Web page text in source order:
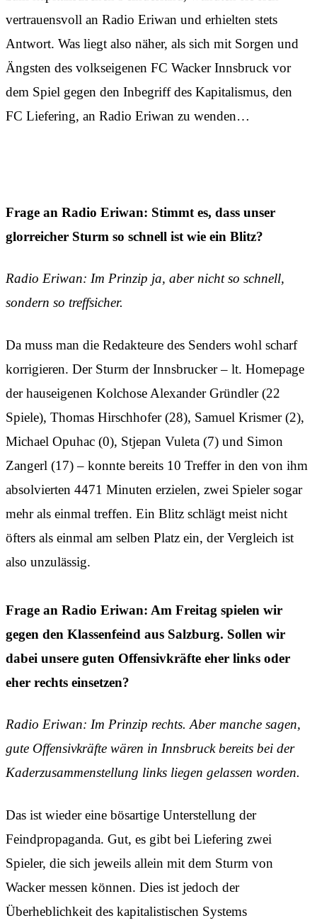
vertrauensvoll an Radio Eriwan und erhielten stets
Antwort. Was liegt also näher, als sich mit Sorgen und
Ängsten des volkseigenen FC Wacker Innsbruck vor
dem Spiel gegen den Inbegriff des Kapitalismus, den
FC Liefering, an Radio Eriwan zu wenden…
Frage an Radio Eriwan: Stimmt es, dass unser
glorreicher Sturm so schnell ist wie ein Blitz?
Radio Eriwan: Im Prinzip ja, aber nicht so schnell,
sondern so treffsicher.
Da muss man die Redakteure des Senders wohl scharf
korrigieren. Der Sturm der Innsbrucker – lt. Homepage
der hauseigenen Kolchose Alexander Gründler (22
Spiele), Thomas Hirschhofer (28), Samuel Krismer (2),
Michael Opuhac (0), Stjepan Vuleta (7) und Simon
Zangerl (17) – konnte bereits 10 Treffer in den von ihm
absolvierten 4471 Minuten erzielen, zwei Spieler sogar
mehr als einmal treffen. Ein Blitz schlägt meist nicht
öfters als einmal am selben Platz ein, der Vergleich ist
also unzulässig.
Frage an Radio Eriwan: Am Freitag spielen wir
gegen den Klassenfeind aus Salzburg. Sollen wir
dabei unsere guten Offensivkräfte eher links oder
eher rechts einsetzen?
Radio Eriwan: Im Prinzip rechts. Aber manche sagen,
gute Offensivkräfte wären in Innsbruck bereits bei der
Kaderzusammenstellung links liegen gelassen worden.
Das ist wieder eine bösartige Unterstellung der
Feindpropaganda. Gut, es gibt bei Liefering zwei
Spieler, die sich jeweils allein mit dem Sturm von
Wacker messen können. Dies ist jedoch der
Überheblichkeit des kapitalistischen Systems